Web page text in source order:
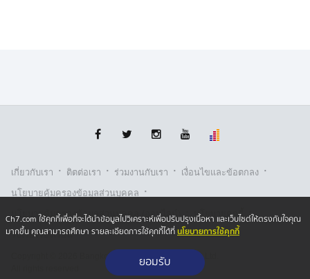
เกี่ยวกับเรา · ติตต่อเรา · ร่วมงานกับเรา · เงื่อนไขและข้อตกลง ·
นโยบายคุ้มครองข้อมูลส่วนบุคคล ·
นโยบายคุ้มครองข้อมูลส่วนบุคคล (ออนไลน์) · นโยบายคุกกี้ ·
รับเรื่องร้องเรียน
Copyright © 2026 Bangkok Broadcasting & T.V. Co.,Ltd.
Ch7.com ใช้คุกกี้เพื่อที่จะได้นำข้อมูลไปวิเคราะห์เพื่อปรับปรุงเนื้อหา และเว็บไซต์ให้ตรงกับใจคุณ
มากขึ้น คุณสามารถศึกษา รายละเอียดการใช้คุกกี้ได้ที่นโยบายการใช้คุกกี้
ยอมรับ